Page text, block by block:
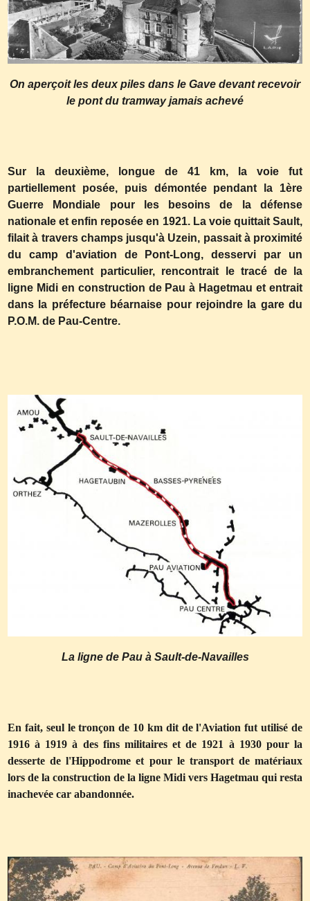
On aperçoit les deux piles dans le Gave devant recevoir
le pont du tramway jamais achevé
Sur la deuxième, longue de 41 km, la voie fut
partiellement posée, puis démontée pendant la 1ère
Guerre Mondiale pour les besoins de la défense
nationale et enfin reposée en 1921. La voie quittait Sault,
filait à travers champs jusqu'à Uzein, passait à proximité
du camp d'aviation de Pont-Long, desservi par un
embranchement particulier, rencontrait le tracé de la
ligne Midi en construction de Pau à Hagetmau et entrait
dans la préfecture béarnaise pour rejoindre la gare du
P.O.M. de Pau-Centre.
La ligne de Pau à Sault-de-Navailles
En fait, seul le tronçon de 10 km dit de l'Aviation fut utilisé de
1916 à 1919 à des fins militaires et de 1921 à 1930 pour la
desserte de l'Hippodrome et pour le transport de matériaux
lors de la construction de la ligne Midi vers Hagetmau qui resta
inachevée car abandonnée.